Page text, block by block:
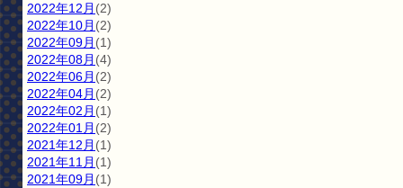
2022年12月 (2)
2022年10月 (2)
2022年09月 (1)
2022年08月 (4)
2022年06月 (2)
2022年04月 (2)
2022年02月 (1)
2022年01月 (2)
2021年12月 (1)
2021年11月 (1)
2021年09月 (1)